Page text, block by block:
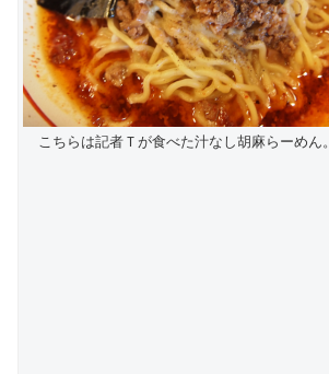
こちらは記者Ｔが食べた汁なし胡麻らーめん。